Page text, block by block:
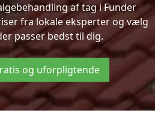
af tag i Funder
fra lokale eksperter og vælg
passer bedst til dig.
og uforpligtende